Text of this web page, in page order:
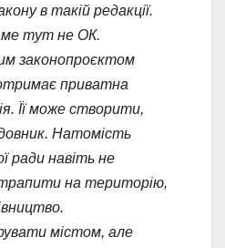
в такій редакції.
тут не ОК.
законопроєктом
приватна
Її може створити,
Натомість
ради навіть не
на територію,
містом, але